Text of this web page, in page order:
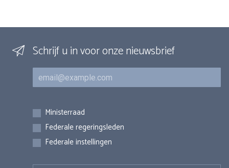
Schrijf u in voor onze nieuwsbrief
E-mail
Inschrijvingen
Ministerraad
Federale regeringsleden
Federale instellingen